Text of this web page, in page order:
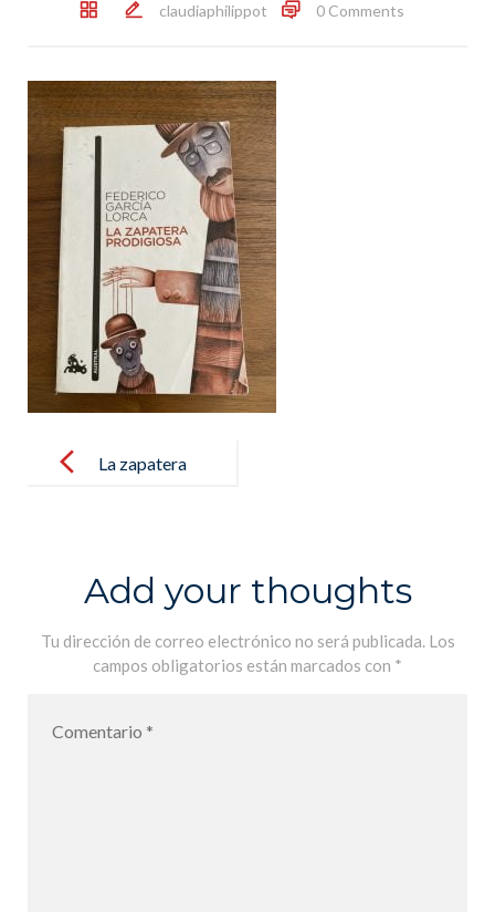
claudiaphilippot 0 Comments
navigationLa zapatera
Add your thoughts
Tu dirección de correo electrónico no será publicada. Los
campos obligatorios están marcados con *